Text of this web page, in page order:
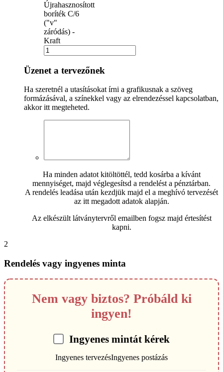
Újrahasznosított
boríték C/6
("v"
záródás) -
Kraft
Üzenet a tervezőnek
Ha szeretnél a utasításokat írni a grafikusnak a szöveg
formázásával, a színekkel vagy az elrendezéssel kapcsolatban,
akkor itt megteheted.
Ha minden adatot kitöltöttél, tedd kosárba a kívánt
mennyiséget, majd véglegesítsd a rendelést a pénztárban.
A rendelés leadása után kezdjük majd el a meghívó tervezését
az itt megadott adatok alapján.
Az elkészült látványtervről emailben fogsz majd értesítést
kapni.
2
Rendelés vagy ingyenes minta
Nem vagy biztos? Próbáld ki
ingyen!
Ingyenes mintát kérek
Ingyenes tervezésIngyenes postázás